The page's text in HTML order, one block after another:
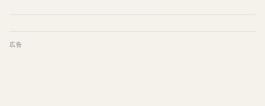
広告